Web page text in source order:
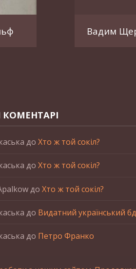
Вадим
КОМЕНТАРІ
до Хто ж той сокіл?
до Хто ж той сокіл?
до Хто ж той сокіл?
до Видатний український
до Петро Франко